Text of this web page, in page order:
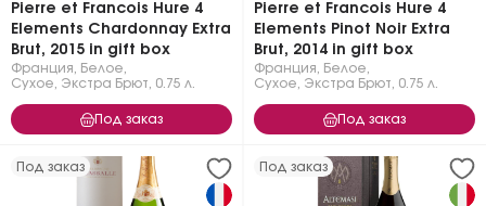
Pierre et Francois Hure 4
Elements Chardonnay Extra
Brut, 2015 in gift box
Франция Белое
Сухое, Экстра Брют
0.75 л.
Под заказ
Pierre et Francois Hure 4
Elements Pinot Noir Extra
Brut, 2014 in gift box
Франция Белое
Сухое, Экстра Брют
0.75 л.
Под заказ
Под заказ Под заказ